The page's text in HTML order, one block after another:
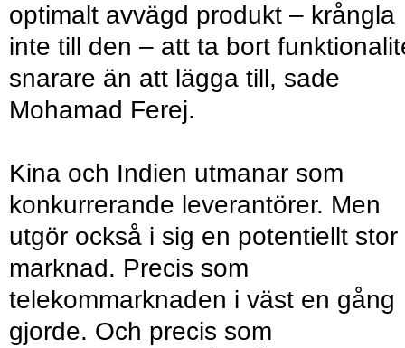
optimalt avvägd produkt – krångla
inte till den – att ta bort
snarare än att lägga till, sade
Mohamad Ferej.
Kina och Indien utmanar som
konkurrerande leverantörer. Men
utgör också i sig en potentiellt stor
marknad. Precis som
telekommarknaden i väst en gång
gjorde. Och precis som